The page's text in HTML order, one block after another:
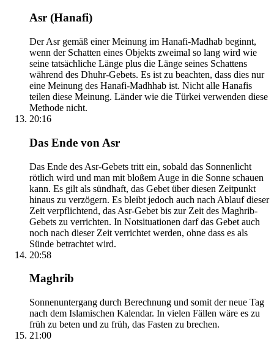
Asr (Hanafi)
Der Asr gemäß einer Meinung im Hanafi-Madhab beginnt,
wenn der Schatten eines Objekts zweimal so lang wird wie
seine tatsächliche Länge plus die Länge seines Schattens
während des Dhuhr-Gebets. Es ist zu beachten, dass dies nur
eine Meinung des Hanafi-Madhhab ist. Nicht alle Hanafis
teilen diese Meinung. Länder wie die Türkei verwenden diese
Methode nicht.
20:16
Das Ende von Asr
Das Ende des Asr-Gebets tritt ein, sobald das Sonnenlicht
rötlich wird und man mit bloßem Auge in die Sonne schauen
kann. Es gilt als sündhaft, das Gebet über diesen Zeitpunkt
hinaus zu verzögern. Es bleibt jedoch auch nach Ablauf dieser
Zeit verpflichtend, das Asr-Gebet bis zur Zeit des Maghrib-
Gebets zu verrichten. In Notsituationen darf das Gebet auch
noch nach dieser Zeit verrichtet werden, ohne dass es als
Sünde betrachtet wird.
20:58
Maghrib
Sonnenuntergang durch Berechnung und somit der neue Tag
nach dem Islamischen Kalendar. In vielen Fällen wäre es zu
früh zu beten und zu früh, das Fasten zu brechen.
21:00